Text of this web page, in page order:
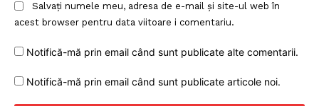
Salvați numele meu, adresa de e-mail și site-ul web în
acest browser pentru data viitoare i comentariu.
Notifică-mă prin email când sunt publicate alte comentarii.
Notifică-mă prin email când sunt publicate articole noi.